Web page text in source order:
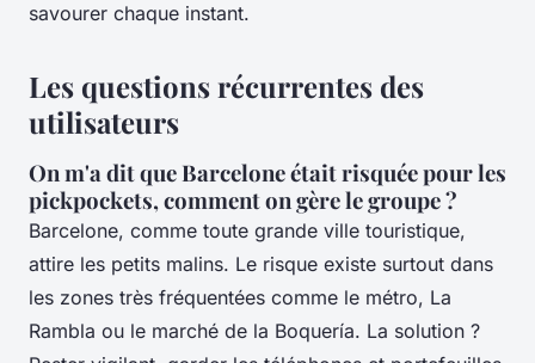
savourer chaque instant.
Les questions récurrentes des
utilisateurs
On m'a dit que Barcelone était risquée pour les
pickpockets, comment on gère le groupe ?
Barcelone, comme toute grande ville touristique,
attire les petits malins. Le risque existe surtout dans
les zones très fréquentées comme le métro, La
Rambla ou le marché de la Boquería. La solution ?